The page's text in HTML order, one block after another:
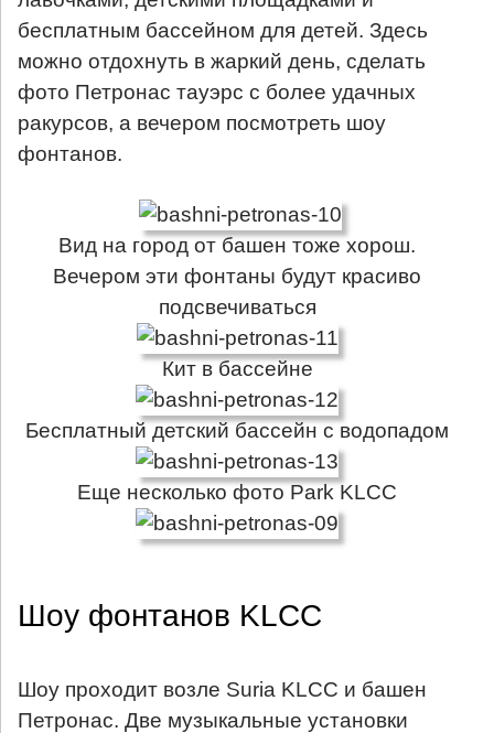
бесплатным бассейном для детей. Здесь
можно отдохнуть в жаркий день, сделать
фото Петронас тауэрс с более удачных
ракурсов, а вечером посмотреть шоу
фонтанов.
Вид на город от башен тоже хорош.
Вечером эти фонтаны будут красиво
подсвечиваться
Кит в бассейне
Бесплатный детский бассейн с водопадом
Еще несколько фото Park KLCC
Шоу фонтанов KLCC
Шоу проходит возле Suria KLCC и башен
Петронас. Две музыкальные установки